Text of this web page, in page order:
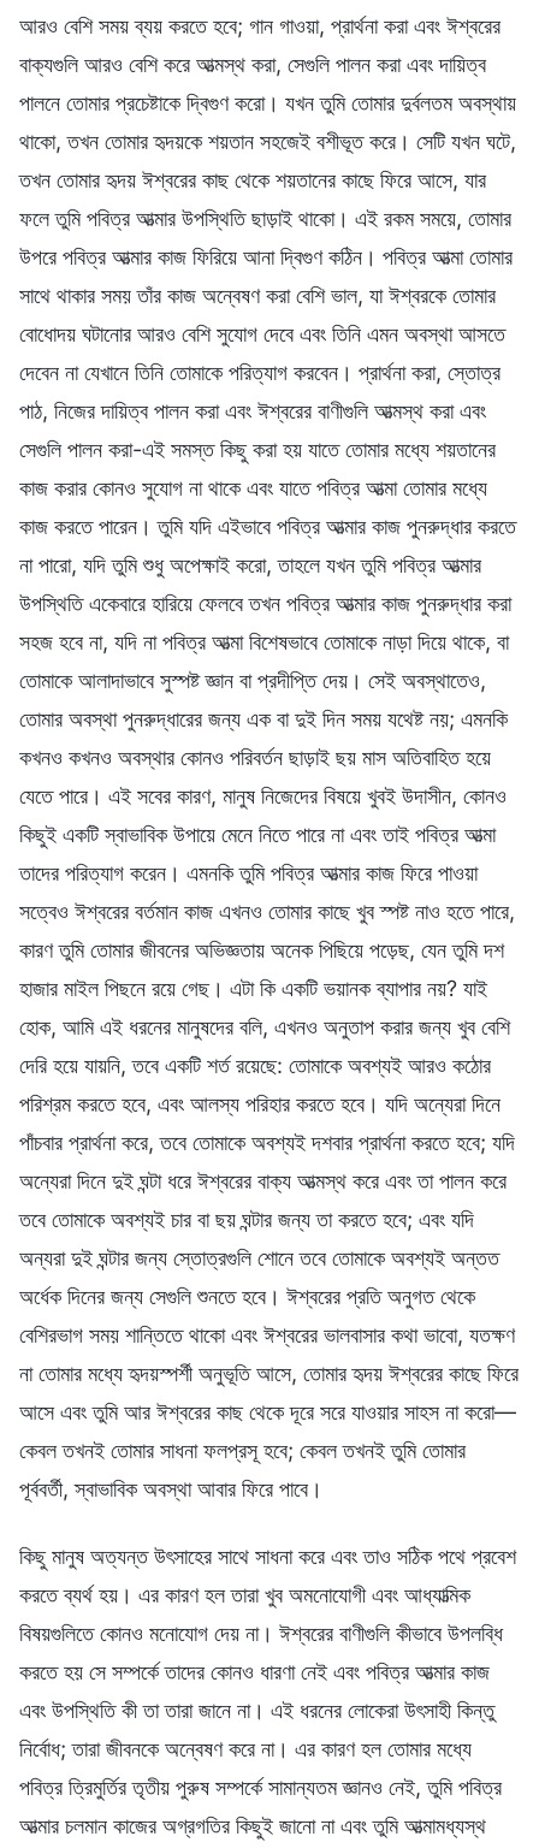
আরও বেশি সময় ব্যয় করতে হবে; গান গাওয়া, প্রার্থনা করা এবং ঈশ্বরের
বাক্যগুলি আরও বেশি করে আত্মস্থ করা, সেগুলি পালন করা এবং দায়িত্ব
পালনে তোমার প্রচেষ্টাকে দ্বিগুণ করো। যখন তুমি তোমার দুর্বলতম অবস্থায়
থাকো, তখন তোমার হৃদয়কে শয়তান সহজেই বশীভূত করে। সেটি যখন ঘটে,
তখন তোমার হৃদয় ঈশ্বরের কাছ থেকে শয়তানের কাছে ফিরে আসে, যার
ফলে তুমি পবিত্র আত্মার উপস্থিতি ছাড়াই থাকো। এই রকম সময়ে, তোমার
উপরে পবিত্র আত্মার কাজ ফিরিয়ে আনা দ্বিগুণ কঠিন। পবিত্র আত্মা তোমার
সাথে থাকার সময় তাঁর কাজ অন্বেষণ করা বেশি ভাল, যা ঈশ্বরকে তোমার
বোধোদয় ঘটানোর আরও বেশি সুযোগ দেবে এবং তিনি এমন অবস্থা আসতে
দেবেন না যেখানে তিনি তোমাকে পরিত্যাগ করবেন। প্রার্থনা করা, স্তোত্র
পাঠ, নিজের দায়িত্ব পালন করা এবং ঈশ্বরের বাণীগুলি আত্মস্থ করা এবং
সেগুলি পালন করা-এই সমস্ত কিছু করা হয় যাতে তোমার মধ্যে শয়তানের
কাজ করার কোনও সুযোগ না থাকে এবং যাতে পবিত্র আত্মা তোমার মধ্যে
কাজ করতে পারেন। তুমি যদি এইভাবে পবিত্র আত্মার কাজ পুনরুদ্ধার করতে
না পারো, যদি তুমি শুধু অপেক্ষাই করো, তাহলে যখন তুমি পবিত্র আত্মার
উপস্থিতি একেবারে হারিয়ে ফেলবে তখন পবিত্র আত্মার কাজ পুনরুদ্ধার করা
সহজ হবে না, যদি না পবিত্র আত্মা বিশেষভাবে তোমাকে নাড়া দিয়ে থাকে, বা
তোমাকে আলাদাভাবে সুস্পষ্ট জ্ঞান বা প্রদীপ্তি দেয়। সেই অবস্থাতেও,
তোমার অবস্থা পুনরুদ্ধারের জন্য এক বা দুই দিন সময় যথেষ্ট নয়; এমনকি
কখনও কখনও অবস্থার কোনও পরিবর্তন ছাড়াই ছয় মাস অতিবাহিত হয়ে
যেতে পারে। এই সবের কারণ, মানুষ নিজেদের বিষয়ে খুবই উদাসীন, কোনও
কিছুই একটি স্বাভাবিক উপায়ে মেনে নিতে পারে না এবং তাই পবিত্র আত্মা
তাদের পরিত্যাগ করেন। এমনকি তুমি পবিত্র আত্মার কাজ ফিরে পাওয়া
সত্বেও ঈশ্বরের বর্তমান কাজ এখনও তোমার কাছে খুব স্পষ্ট নাও হতে পারে,
কারণ তুমি তোমার জীবনের অভিজ্ঞতায় অনেক পিছিয়ে পড়েছ, যেন তুমি দশ
হাজার মাইল পিছনে রয়ে গেছ। এটা কি একটি ভয়ানক ব্যাপার নয়? যাই
হোক, আমি এই ধরনের মানুষদের বলি, এখনও অনুতাপ করার জন্য খুব বেশি
দেরি হয়ে যায়নি, তবে একটি শর্ত রয়েছে: তোমাকে অবশ্যই আরও কঠোর
পরিশ্রম করতে হবে, এবং আলস্য পরিহার করতে হবে। যদি অন্যেরা দিনে
পাঁচবার প্রার্থনা করে, তবে তোমাকে অবশ্যই দশবার প্রার্থনা করতে হবে; যদি
অন্যেরা দিনে দুই ঘন্টা ধরে ঈশ্বরের বাক্য আত্মস্থ করে এবং তা পালন করে
তবে তোমাকে অবশ্যই চার বা ছয় ঘন্টার জন্য তা করতে হবে; এবং যদি
অন্যরা দুই ঘন্টার জন্য স্তোত্রগুলি শোনে তবে তোমাকে অবশ্যই অন্তত
অর্ধেক দিনের জন্য সেগুলি শুনতে হবে। ঈশ্বরের প্রতি অনুগত থেকে
বেশিরভাগ সময় শান্তিতে থাকো এবং ঈশ্বরের ভালবাসার কথা ভাবো, যতক্ষণ
না তোমার মধ্যে হৃদয়স্পর্শী অনুভূতি আসে, তোমার হৃদয় ঈশ্বরের কাছে ফিরে
আসে এবং তুমি আর ঈশ্বরের কাছ থেকে দূরে সরে যাওয়ার সাহস না করো—
কেবল তখনই তোমার সাধনা ফলপ্রসূ হবে; কেবল তখনই তুমি তোমার
পূর্ববর্তী, স্বাভাবিক অবস্থা আবার ফিরে পাবে।
কিছু মানুষ অত্যন্ত উৎসাহের সাথে সাধনা করে এবং তাও সঠিক পথে প্রবেশ
করতে ব্যর্থ হয়। এর কারণ হল তারা খুব অমনোযোগী এবং আধ্যাত্মিক
বিষয়গুলিতে কোনও মনোযোগ দেয় না। ঈশ্বরের বাণীগুলি কীভাবে উপলব্ধি
করতে হয় সে সম্পর্কে তাদের কোনও ধারণা নেই এবং পবিত্র আত্মার কাজ
এবং উপস্থিতি কী তা তারা জানে না। এই ধরনের লোকেরা উৎসাহী কিন্তু
নির্বোধ; তারা জীবনকে অন্বেষণ করে না। এর কারণ হল তোমার মধ্যে
পবিত্র ত্রিমুর্তির তৃতীয় পুরুষ সম্পর্কে সামান্যতম জ্ঞানও নেই, তুমি পবিত্র
আত্মার চলমান কাজের অগ্রগতির কিছুই জানো না এবং তুমি আত্মামধ্যস্থ